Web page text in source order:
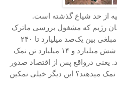
از حد شیاع گذشته است.
رژیم که مشغول بررسی ماترک
بین یک‌صد میلیارد تا ۲۴۰
شش میلیارد و ۱۴ میلیارد تن نمک
یعنی در‌واقع پس از اقتصاد صدور
میدهند؟ این دیگر خیلی نمکین